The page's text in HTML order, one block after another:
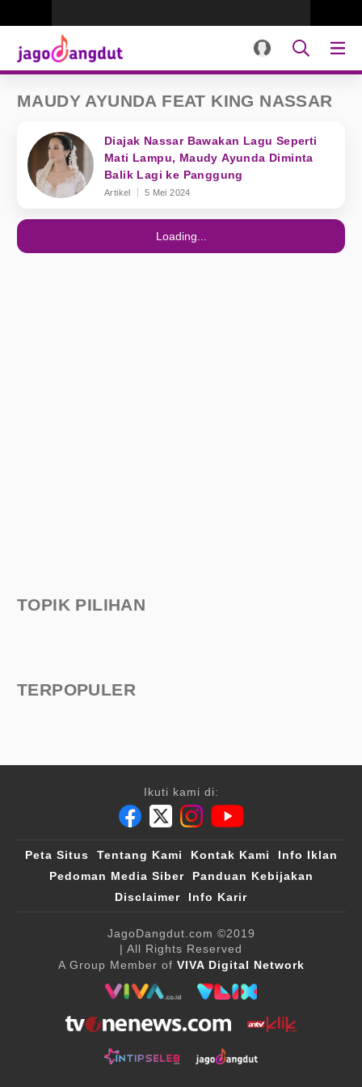
MAUDY AYUNDA FEAT KING NASSAR
Diajak Nassar Bawakan Lagu Seperti
Mati Lampu, Maudy Ayunda Diminta
Balik Lagi ke Panggung
Artikel 5 Mei 2024
Loading...
TOPIK PILIHAN
TERPOPULER
Ikuti kami di:
Peta Situs Tentang Kami Kontak Kami
Info Iklan
Pedoman Media Siber
Panduan Kebijakan
Disclaimer
Info Karir
JagoDangdut.com ©2019
| All Rights Reserved
A Group Member of VIVA Digital Network